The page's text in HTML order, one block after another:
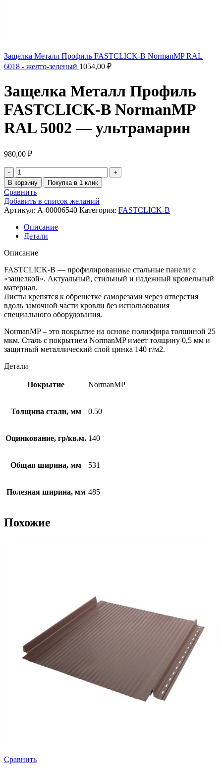
Защелка Металл Профиль FASTCLICK-В NormanMP RAL
6018 - желто-зеленый 1054,00 ₽
Защелка Металл Профиль
FASTCLICK-В NormanMP
RAL 5002 — ультрамарин
980,00 ₽
В корзину Покупка в 1 клик
Сравнить
Добавить в список желаний
Артикул: A-00006540 Категория: FASTCLICK-B
Описание
Детали
Описание
FASTCLICK-В — профилированные стальные панели с
«защелкой». Актуальный, стильный и надежный кровельный
материал.
Листы крепятся к обрешетке саморезами через отверстия
вдоль замочной части кровли без использования
специального оборудования.
NormanMP – это покрытие на основе полиэфира толщиной 25
мкм. Сталь с покрытием NormanMP имеет толщину 0,5 мм и
защитный металлический слой цинка 140 г/м2.
Детали
Покрытие NormanMP
Толщина стали, мм 0.50
Оцинкование, гр/кв.м. 140
Общая ширина, мм 531
Полезная ширина, мм 485
Похожие
Сравнить